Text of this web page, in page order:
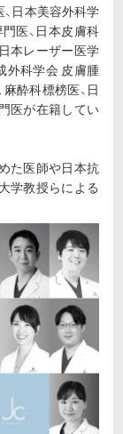
日本美容外科学
医、日本皮膚科
本レーザー医学
外科学会 皮膚腫
酔科標榜医、日
医が在籍してい
た医師や日本抗
学教授らによる